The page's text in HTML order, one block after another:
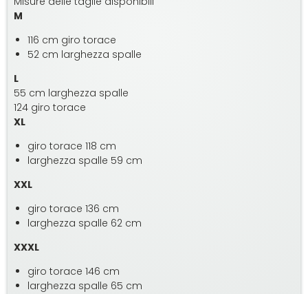
M
116 cm giro torace
52 cm larghezza spalle
L
55 cm larghezza spalle
124 giro torace
XL
giro torace 118 cm
larghezza spalle 59 cm
XXL
giro torace 136 cm
larghezza spalle 62 cm
XXXL
giro torace 146 cm
larghezza spalle 65 cm